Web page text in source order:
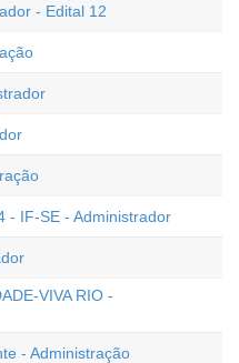
- Edital 12
- IF-SE - Administrador
VIVA RIO -
- Administração